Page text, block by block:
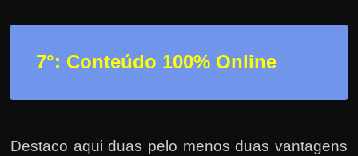
7°: Conteúdo 100% Online
Destaco aqui duas pelo menos duas vantagens